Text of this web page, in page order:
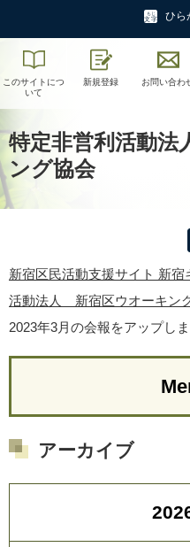
ひら
このサイトにつ
いて
新規登録 お問い合わ
特定非営利活動
ング協会
新宿区民活動支援サイト 新宿
活動法人 新宿区ウオーキン
2023年3月の会報をアップしま
アーカイブ